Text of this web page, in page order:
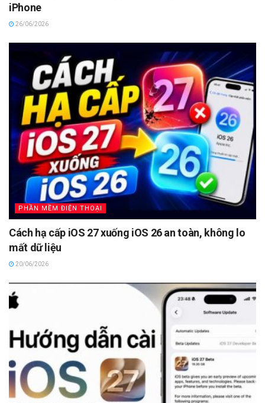
iPhone
26/06/2026
PHẦN MỀM ĐIỆN THOẠI
Cách hạ cấp iOS 27 xuống iOS 26 an toàn, không lo
mất dữ liệu
20/06/2026